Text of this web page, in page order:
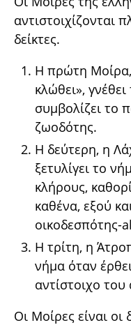
δείκτες.
Η πρώτη
κλώθει»,
συμβολίζει το
ζωοδότης.
Η δεύτερη, η
ξετυλίγει το
κλήρους,
καθένα, εξού
οικοδεσπότης-
Η τρίτη, η
νήμα όταν
αντίστοιχο
Οι Μοίρες είναι